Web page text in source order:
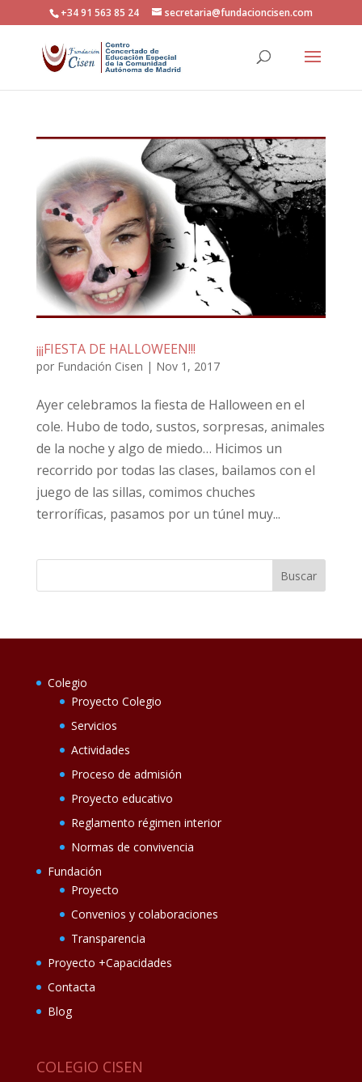
+34 91 563 85 24 secretaria@fundacioncisen.com
¡¡¡FIESTA DE HALLOWEEN!!!
por Fundación Cisen | Nov 1, 2017
Ayer celebramos la fiesta de Halloween en el
cole. Hubo de todo, sustos, sorpresas, animales
de la noche y algo de miedo… Hicimos un
recorrido por todas las clases, bailamos con el
juego de las sillas, comimos chuches
terroríficas, pasamos por un túnel muy...
Colegio
Proyecto Colegio
Servicios
Actividades
Proceso de admisión
Proyecto educativo
Reglamento régimen interior
Normas de convivencia
Fundación
Proyecto
Convenios y colaboraciones
Transparencia
Proyecto +Capacidades
Contacta
Blog
COLEGIO CISEN